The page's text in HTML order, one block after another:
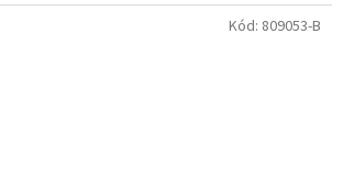
Kód: 809053-B